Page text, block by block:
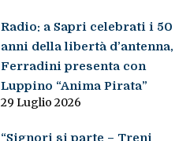
Radio: a Sapri celebrati i 50
anni della libertà d’antenna,
Ferradini presenta con
Luppino “Anima Pirata”
29 Luglio 2026
“Signori si parte – Treni